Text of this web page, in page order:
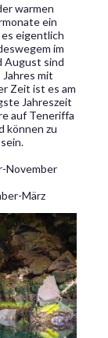
warmen
ein
eigentlich
im
August sind
mit
Zeit ist es am
Jahreszeit
auf Teneriffa
können zu
November
März